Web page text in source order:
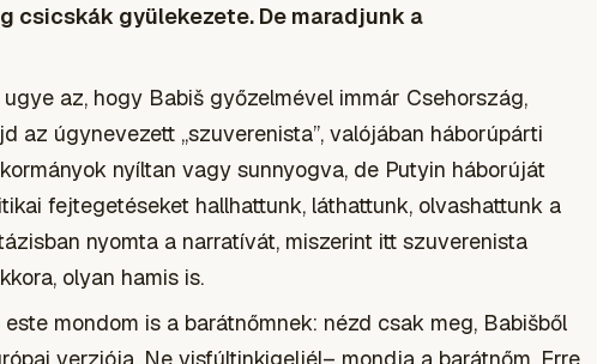
csicskák gyülekezete. De maradjunk a
az, hogy Babiš győzelmével immár Csehország,
az úgynevezett „szuverenista”, valójában háborúpárti
nyíltan vagy sunnyogva, de Putyin háborúját
fejtegetéseket hallhattunk, láthattunk, olvashattunk a
nyomta a narratívát, miszerint itt szuverenista
olyan hamis is.
mondom is a barátnőmnek: nézd csak meg, Babišből
verziója. Ne visfúltinkigeljél– mondja a barátnőm. Erre